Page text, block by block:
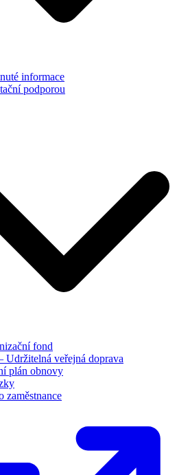
informace
podporou
fond
Udržitelná veřejná doprava
plán obnovy
zaměstnance